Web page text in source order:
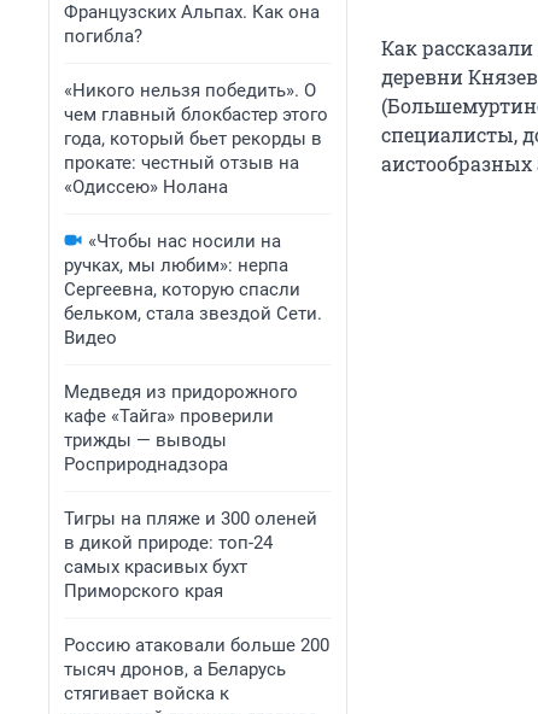
Французских Альпах. Как она
погибла?
«Никого нельзя победить». О
чем главный блокбастер этого
года, который бьет рекорды в
прокате: честный отзыв на
«Одиссею» Нолана
«Чтобы нас носили на
ручках, мы любим»: нерпа
Сергеевна, которую спасли
бельком, стала звездой Сети.
Видео
Медведя из придорожного
кафе «Тайга» проверили
трижды — выводы
Росприроднадзора
Тигры на пляже и 300 оленей
в дикой природе: топ-24
самых красивых бухт
Приморского края
Россию атаковали больше 200
тысяч дронов, а Беларусь
стягивает войска к
Как
деревни
специалисты,